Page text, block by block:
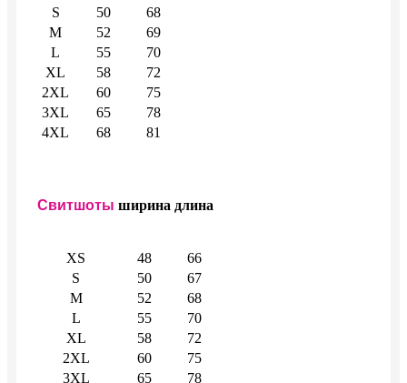
S
50
68
M
52
69
L
55
70
XL
58
72
2XL
60
75
3XL
65
78
4XL
68 81
Свитшоты ширина длина
XS 48
66
S
50
67
M
52
68
L
55
70
XL
58
72
2XL
60
75
3XL
65
78